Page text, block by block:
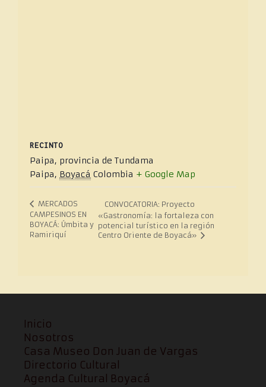
RECINTO
Paipa, provincia de Tundama
Paipa, Boyacá Colombia + Google Map
MERCADOS
CAMPESINOS EN
BOYACÁ: Úmbita y
Ramiriquí
CONVOCATORIA: Proyecto
«Gastronomía: la fortaleza con
potencial turístico en la región
Centro Oriente de Boyacá»
Inicio
Nosotros
Casa Museo Don Juan de Vargas
Directorio Cultural
Agenda Cultural Boyacá